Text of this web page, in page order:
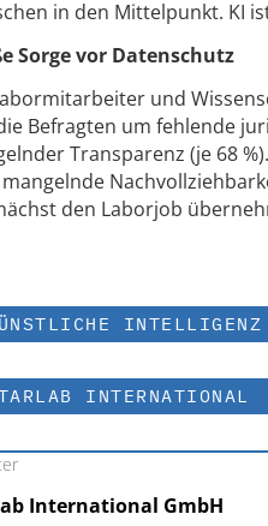
in den Mittelpunkt. KI
Sorge vor Datenschutz
und
Befragten um fehlende
Transparenz (je 68
den Laborjob
INTELLIGENZ
INTERNATIONAL
International GmbH